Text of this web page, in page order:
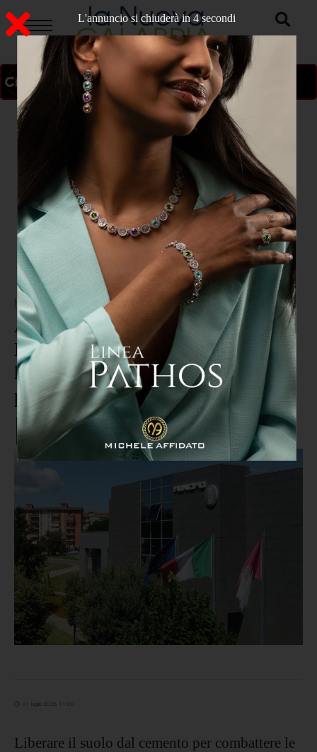
ON AIR
Home > POLITICA
Ambiente, M5S e Sinistra per
Rende: "Depositata mozione per
la depavimentazione urbana e
parcheggi drenanti"
01 luglio 2026 11:00
Liberare il suolo dal cemento per combattere le
L'annuncio si chiuderà in 3 secondi